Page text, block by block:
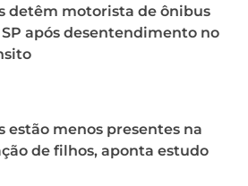
detêm motorista de ônibus
após desentendimento no
estão menos presentes na
de filhos, aponta estudo